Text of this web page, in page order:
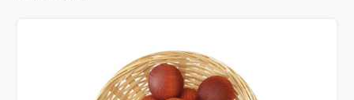
Bildergalerie überspringen